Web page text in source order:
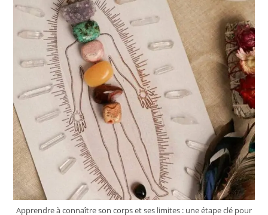
Apprendre à connaître son corps et ses limites : une étape clé pour